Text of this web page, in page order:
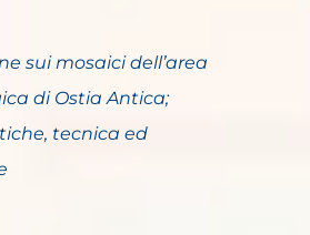
sui mosaici dell’area
di Ostia Antica;
tecnica ed